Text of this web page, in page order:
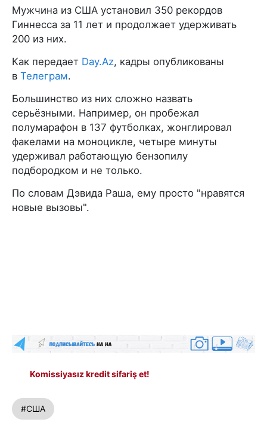
Мужчина из США установил 350 рекордов
Гиннесса за 11 лет и продолжает удерживать
200 из них.
Как передает Day.Az, кадры опубликованы
в Телеграм.
Большинство из них сложно назвать
серьёзными. Например, он пробежал
полумарафон в 137 футболках, жонглировал
факелами на моноцикле, четыре минуты
удерживал работающую бензопилу
подбородком и не только.
По словам Дэвида Раша, ему просто "нравятся
новые вызовы".
Komissiyasız kredit sifariş et!
#США